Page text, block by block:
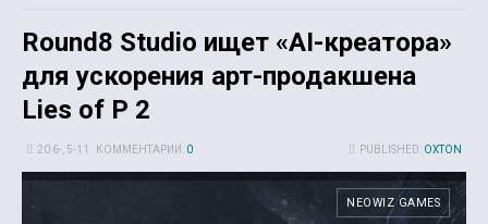
Round8 Studio ищет «AI-креатора»
для ускорения арт-продакшена
Lies of P 2
PUBLISHED: OXTON
20 6-, 5-11 КОММЕНТАРИИ: 0
NEOWIZ GAMES